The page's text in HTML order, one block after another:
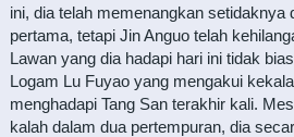
ini, dia telah memenangkan setidaknya
pertama, tetapi Jin Anguo telah
Lawan yang dia hadapi hari ini tidak
Logam Lu Fuyao yang mengakui
menghadapi Tang San terakhir kali.
kalah dalam dua pertempuran, dia